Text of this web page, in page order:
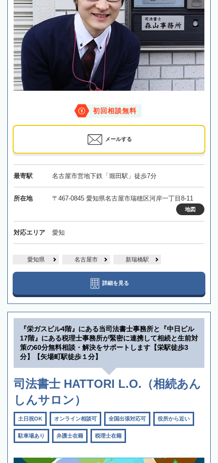
初回相談無料
メールする
最寄駅 名古屋市営地下鉄「堀田駅」徒歩7分
所在地 〒467-0845 愛知県名古屋市瑞穂区河岸一丁目8-11
地図
対応エリア 愛知
愛知県 名古屋市 新瑞橋駅
詳細を見る
『栄ガスビル4階』にある当司法書士事務所と『中日ビル
17階』にある税理士事務所が緊密に連携して相続と生前対
策の60分無料相談・解決をサポートします【栄駅徒歩3
分】【矢場町駅徒歩１分】
司法書士 HATTORI L.O.（相続あん
しんサロン）
土日祝OK オンライン相談可 全国出張対応可 役所から近い
駐車場あり 弁護士在籍 税理士在籍